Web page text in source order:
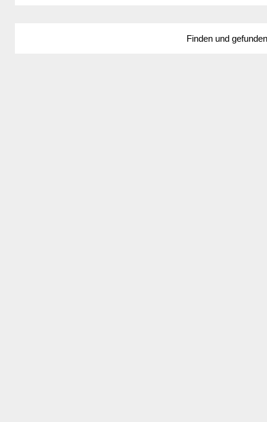
Finden und